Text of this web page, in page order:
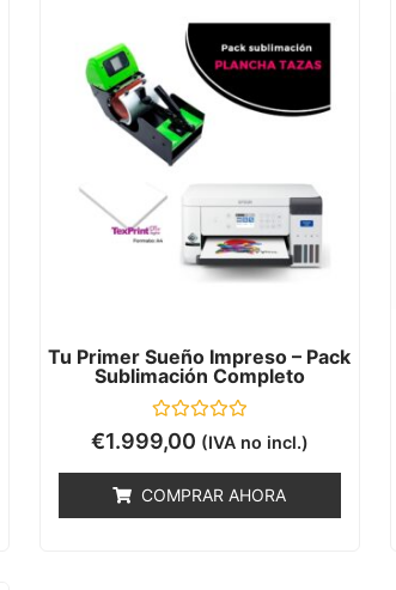
Tu Primer Sueño Impreso – Pack
Sublimación Completo
Valorado
con
5
€1.999,00 (IVA no incl.)
COMPRAR AHORA